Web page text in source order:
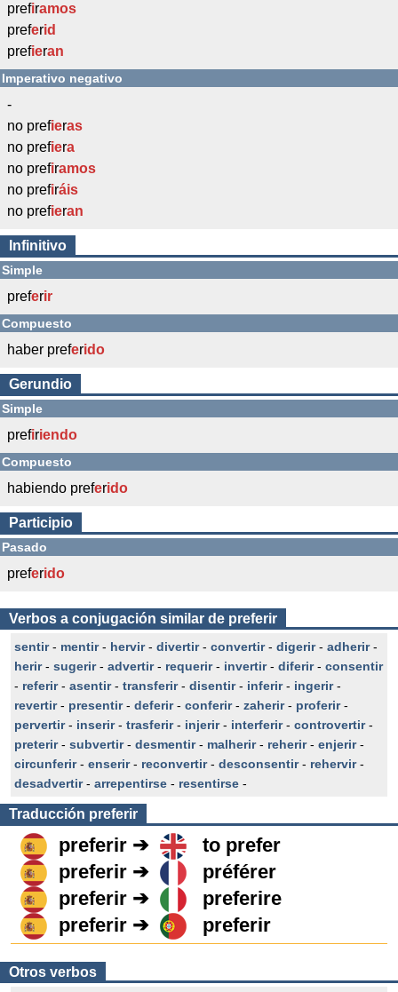
prefiramos
preferid
prefieran
Imperativo negativo
-
no prefieras
no prefiera
no prefiramos
no prefiráis
no prefieran
Infinitivo
Simple
preferir
Compuesto
haber preferido
Gerundio
Simple
prefiriendo
Compuesto
habiendo preferido
Participio
Pasado
preferido
Verbos a conjugación similar de preferir
sentir- mentir- hervir- divertir- convertir- digerir- adherir-
herir- sugerir- advertir- requerir- invertir- diferir- consentir
- referir- asentir- transferir- disentir- inferir- ingerir-
revertir- presentir- deferir- conferir- zaherir- proferir-
pervertir- inserir- trasferir- injerir- interferir- controvertir-
preterir- subvertir- desmentir- malherir- reherir- enjerir-
circunferir- enserir- reconvertir- desconsentir- rehervir-
desadvertir- arrepentirse - resentirse -
Traducción preferir
preferir ➔
to prefer
preferir ➔
préférer
preferir ➔
preferire
preferir ➔
preferir
Otros verbos